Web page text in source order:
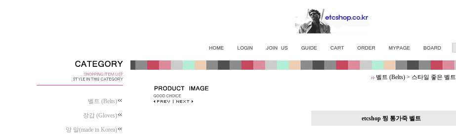
벨트 (Belts)
장갑 (Gloves)
양 말(made in Korea)
벨트 (Belts) > 스타일 좋은 벨트
etcshop 찡 통가죽 벨트